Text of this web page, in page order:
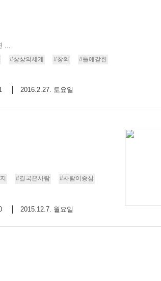
...
#상상의세계 #창의
#틀에갇힌
2016.2.27. 토요일
#결국은사람
#사람이중심
2015.12.7. 월요일